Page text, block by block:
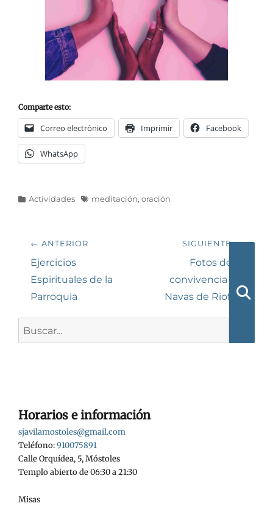
Comparte esto:
Correo electrónico Imprimir Facebook
WhatsApp
Categorías
Actividades Etiquetas
meditación, oración
Navegación
de
entradas
← ANTERIOR
Entrada
anterior:
Ejercicios
Espirituales de la
Parroquia
SIGUIENTE →
Siguiente
entrada:
Fotos de la
convivencia en
Navas de Riofrío
Horarios e información
sjavilamostoles@gmail.com
Teléfono:910075891
Calle Orquídea, 5, Móstoles
Templo abierto de 06:30 a 21:30
Misas